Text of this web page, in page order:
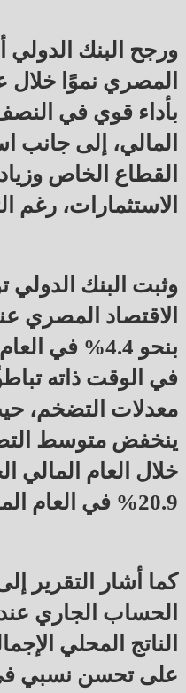
ورجح البنك الدولي
بأداء قوي في
المالي، إلى جانب
القطاع الخاص
الاستثمارات، رغم
وثبت البنك الدولي
بنحو 4.4% في
في الوقت ذاته
معدلات التضخم،
خلال العام المالي
20.9% في العام الماضي.
كما أشار التقرير
الناتج المحلي
على تحسن نسبي في